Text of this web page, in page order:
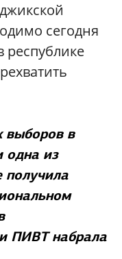
сегодня
республике
выборов в
одна из
получила
ПИВТ набрала